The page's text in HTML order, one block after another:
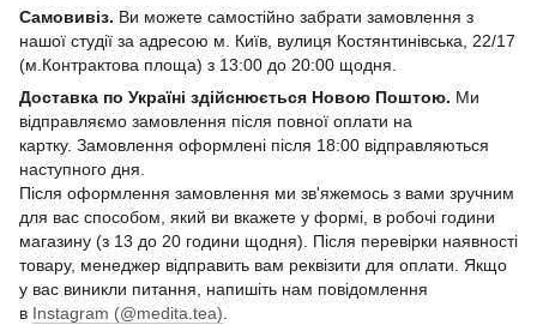
Самовивіз. Ви можете самостійно забрати замовлення з
нашої студії за адресою м. Київ, вулиця Костянтинівська, 22/17
(м.Контрактова площа) з 13:00 до 20:00 щодня.
Доставка по Україні здійснюється Новою Поштою. Ми
відправляємо замовлення після повної оплати на
картку. Замовлення оформлені після 18:00 відправляються
наступного дня.
Після оформлення замовлення ми зв'яжемось з вами зручним
для вас способом, який ви вкажете у формі, в робочі години
магазину (з 13 до 20 години щодня). Після перевірки наявності
товару, менеджер відправить вам реквізити для оплати. Якщо
у вас виникли питання, напишіть нам повідомлення
в Instagram (@medita.tea)